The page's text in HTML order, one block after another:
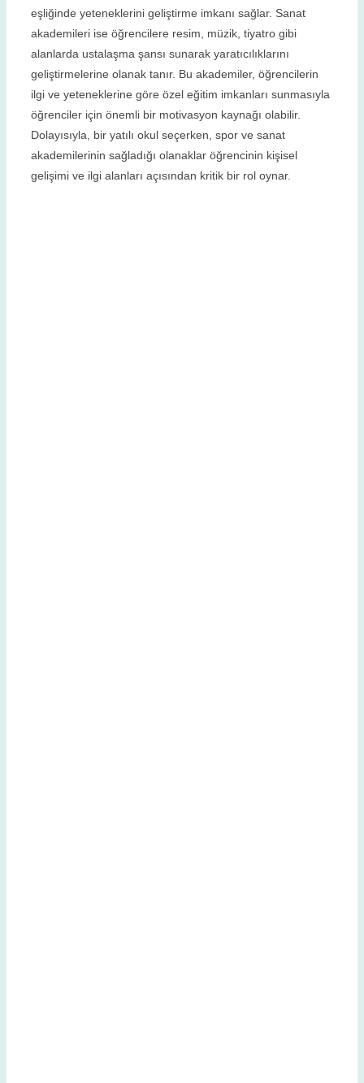
eşliğinde yeteneklerini geliştirme imkanı sağlar. Sanat
akademileri ise öğrencilere resim, müzik, tiyatro gibi
alanlarda ustalaşma şansı sunarak yaratıcılıklarını
geliştirmelerine olanak tanır. Bu akademiler, öğrencilerin
ilgi ve yeteneklerine göre özel eğitim imkanları sunmasıyla
öğrenciler için önemli bir motivasyon kaynağı olabilir.
Dolayısıyla, bir yatılı okul seçerken, spor ve sanat
akademilerinin sağladığı olanaklar öğrencinin kişisel
gelişimi ve ilgi alanları açısından kritik bir rol oynar.